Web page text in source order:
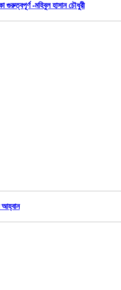
গুরুত্বপূর্ণ -মহিবুল হাসান চৌধুরী
আহ্বান